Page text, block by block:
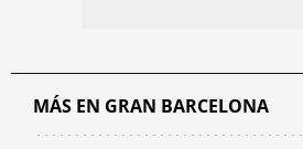
MÁS EN GRAN BARCELONA